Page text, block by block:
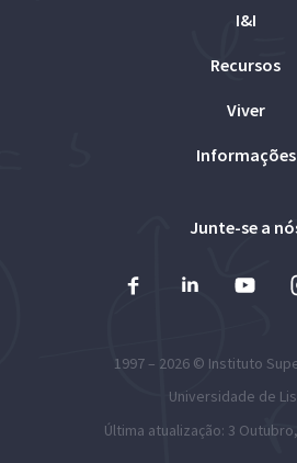
I&I
Recursos
Viver
Informações
Junte-se a
1997 – 2026 © Instituto
Universidade de
Última atualização: 3